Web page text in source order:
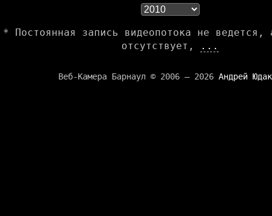
* Постоянная запись видеопотока не ведется,
отсутствует,
...
Веб-Камера Барнаул © 2006 — 2026 Андрей